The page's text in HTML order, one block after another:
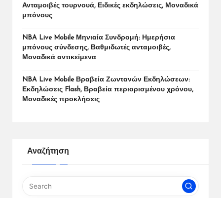
Ανταμοιβές τουρνουά, Ειδικές εκδηλώσεις, Μοναδικά
μπόνους
NBA Live Mobile Μηνιαία Συνδρομή: Ημερήσια
μπόνους σύνδεσης, Βαθμιδωτές ανταμοιβές,
Μοναδικά αντικείμενα
NBA Live Mobile Βραβεία Ζωντανών Εκδηλώσεων:
Εκδηλώσεις Flash, Βραβεία περιορισμένου χρόνου,
Μοναδικές προκλήσεις
Αναζήτηση